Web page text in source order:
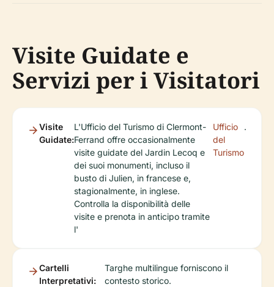
Visite Guidate e
Servizi per i Visitatori
Visite
Guidate:
L'Ufficio del Turismo di Clermont-
Ferrand offre occasionalmente
visite guidate del Jardin Lecoq e
dei suoi monumenti, incluso il
busto di Julien, in francese e,
stagionalmente, in inglese.
Controlla la disponibilità delle
visite e prenota in anticipo tramite
l'
Ufficio
del
Turismo
.
Cartelli
Interpretativi:
Targhe multilingue forniscono il
contesto storico.